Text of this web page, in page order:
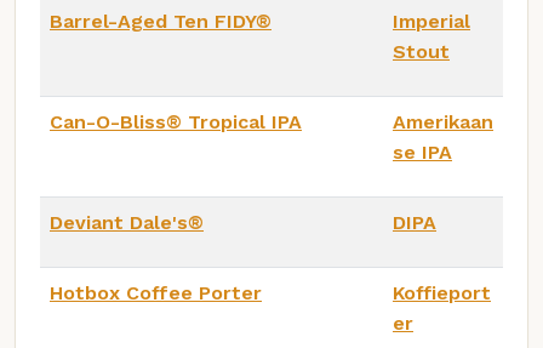
Barrel-Aged Ten FIDY®
Imperial
Stout
Can-O-Bliss® Tropical IPA
Amerikaan
se IPA
Deviant Dale's® DIPA
Hotbox Coffee Porter
Koffieport
er